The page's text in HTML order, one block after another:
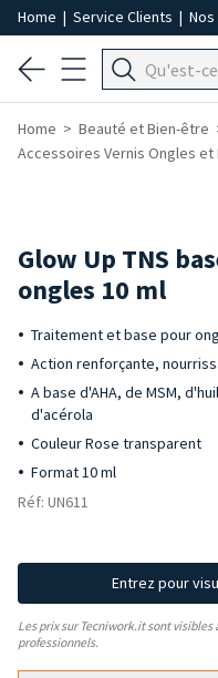
Home | Service Clients |
Home
Beauté et Bien-être
Accessoires Vernis Ongles et
Glow Up TNS
ongles 10 ml
Traitement et base pour
Action renforçante,
A base d'AHA, de MSM,
d'acérola
Couleur Rose transparent
Format 10 ml
Réf: UN611
Entrez pour
Les prix sur Tecniwork.it sont
professionnels.